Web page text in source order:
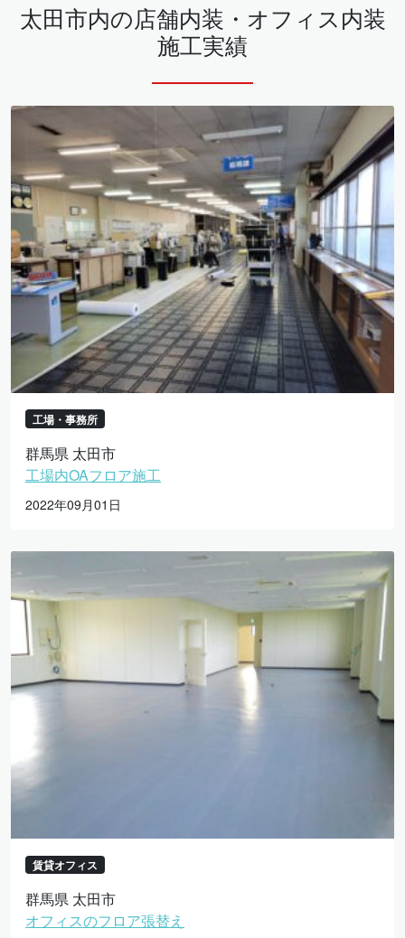
太田市内の店舗内装・オフィス内装
施工実績
工場・事務所
群馬県 太田市
工場内OAフロア施工
2022年09月01日
賃貸オフィス
群馬県 太田市
オフィスのフロア張替え